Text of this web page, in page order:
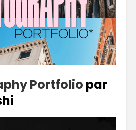
Portfolio par